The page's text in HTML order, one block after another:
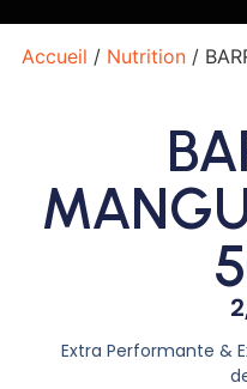
Accueil / Nutrition/
Extra Performante &